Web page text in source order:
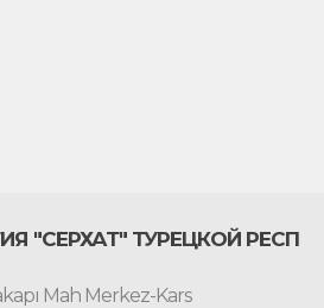
"СЕРХАТ" ТУРЕЦКОЙ РЕСП
Mah Merkez-Kars